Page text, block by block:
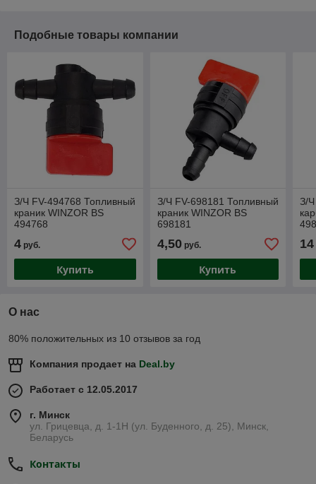
Подобные товары компании
З/Ч FV-494768 Топливный
краник WINZOR BS
494768
4 руб.
Купить
З/Ч FV-698181 Топливный
краник WINZOR BS
698181
4,50руб.
Купить
З/
14
О нас
80% положительных из 10 отзывов за год
Компания продает на Deal.by
Работает с 12.05.2017
г. Минск
ул. Грицевца, д. 1-1Н (ул. Буденного, д. 25), Минск,
Беларусь
Контакты